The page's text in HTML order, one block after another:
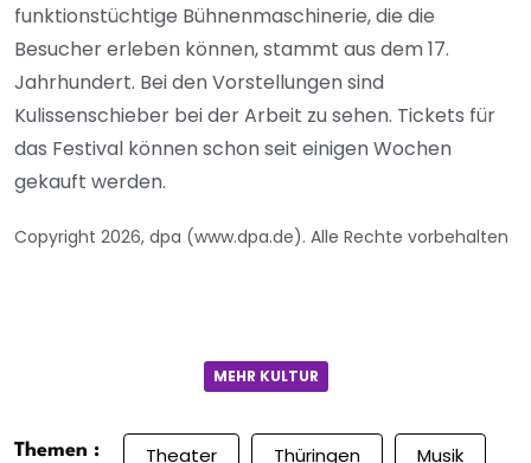
funktionstüchtige Bühnenmaschinerie, die die
Besucher erleben können, stammt aus dem 17.
Jahrhundert. Bei den Vorstellungen sind
Kulissenschieber bei der Arbeit zu sehen. Tickets für
das Festival können schon seit einigen Wochen
gekauft werden.
Copyright 2026, dpa (www.dpa.de). Alle Rechte vorbehalten
MEHR KULTUR
Themen : Theater Thüringen Musik